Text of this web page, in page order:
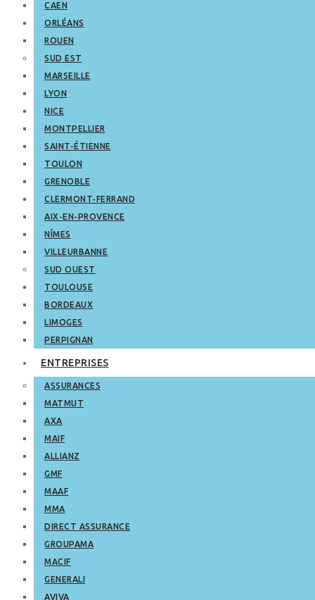
CAEN
ORLÉANS
ROUEN
SUD EST
MARSEILLE
LYON
NICE
MONTPELLIER
SAINT-ÉTIENNE
TOULON
GRENOBLE
CLERMONT-FERRAND
AIX-EN-PROVENCE
NÎMES
VILLEURBANNE
SUD OUEST
TOULOUSE
BORDEAUX
LIMOGES
PERPIGNAN
ENTREPRISES
ASSURANCES
MATMUT
AXA
MAIF
ALLIANZ
GMF
MAAF
MMA
DIRECT ASSURANCE
GROUPAMA
MACIF
GENERALI
AVIVA